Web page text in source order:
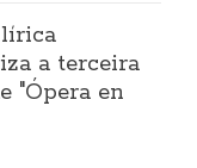
a terceira
"Ópera en